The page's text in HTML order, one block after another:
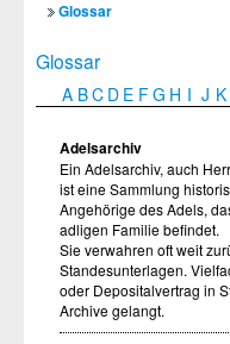
Glossar
Glossar
A BC D E F G H I J K
Adelsarchiv
Ein Adelsarchiv, auch
ist eine Sammlung
Angehörige des Adels,
adligen Familie befindet.
Sie verwahren oft weit
Standesunterlagen.
oder Depositalvertrag in
Archive gelangt.